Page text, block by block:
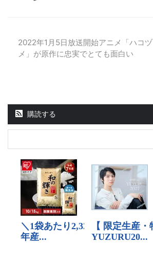
2022年1月5日放送開始アニメ「ハコヅ
メ」が原作に忠実でとても面白い
購読する